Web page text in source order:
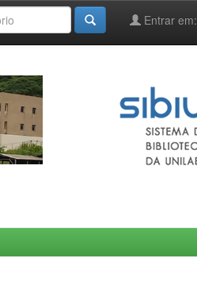
Entrar em: